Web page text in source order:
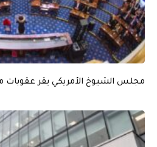
مجلس الشيوخ الأمريكي يقر عقوبات